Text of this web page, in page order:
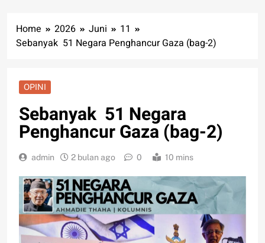
Home 2026 Juni
11
Sebanyak 51 Negara Penghancur Gaza (bag-2)
OPINI
Sebanyak 51 Negara
Penghancur Gaza (bag-2)
admin 2 bulan ago 0 10 mins